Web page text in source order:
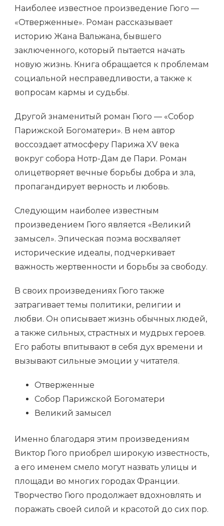
Наиболее известное произведение Гюго —
«Отверженные». Роман рассказывает
историю Жана Вальжана, бывшего
заключенного, который пытается начать
новую жизнь. Книга обращается к проблемам
социальной несправедливости, а также к
вопросам кармы и судьбы.
Другой знаменитый роман Гюго — «Собор
Парижской Богоматери». В нем автор
воссоздает атмосферу Парижа XV века
вокруг собора Нотр-Дам де Пари. Роман
олицетворяет вечные борьбы добра и зла,
пропагандирует верность и любовь.
Следующим наиболее известным
произведением Гюго является «Великий
замысел». Эпическая поэма восхваляет
исторические идеалы, подчеркивает
важность жертвенности и борьбы за свободу.
В своих произведениях Гюго также
затрагивает темы политики, религии и
любви. Он описывает жизнь обычных людей,
а также сильных, страстных и мудрых героев.
Его работы впитывают в себя дух времени и
вызывают сильные эмоции у читателя.
Отверженные
Собор Парижской Богоматери
Великий замысел
Именно благодаря этим произведениям
Виктор Гюго приобрел широкую известность,
а его именем смело могут назвать улицы и
площади во многих городах Франции.
Творчество Гюго продолжает вдохновлять и
поражать своей силой и красотой до сих пор.